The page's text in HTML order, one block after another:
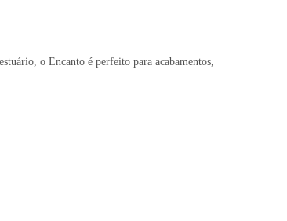
o Encanto é perfeito para acabamentos,